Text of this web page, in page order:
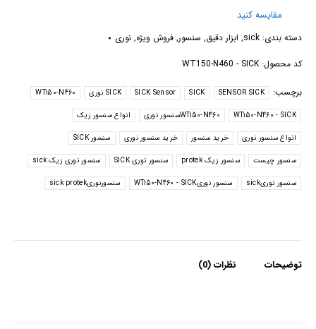
مقایسه کنید
دسته بندی: sick
, ابزار دقیق, سنسور, فروش ویژه, نوری
کد محصول:WT150-N460 - SICK
برچسب: SENSOR SICK
SICK
SICK Sensor SICK نوری WT150-N460
WT150-N460 - SICK WT150-N460سنسور نوری انواع سنسور زیک
انواع سنسور نوری خرید سنسور خرید سنسور نوری سنسور SICK
سنسور چیست سنسور زیک protek سنسور نوری SICK سنسور نوری زیک sick
سنسور نوریsick سنسور نوریWT150-N460 - SICK سنسورنوریsick protek
توضیحات نظرات (0)